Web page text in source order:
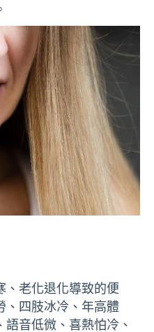
、老化退化導致的便
、四肢冰冷、年高體
音低微、喜熱怕冷、